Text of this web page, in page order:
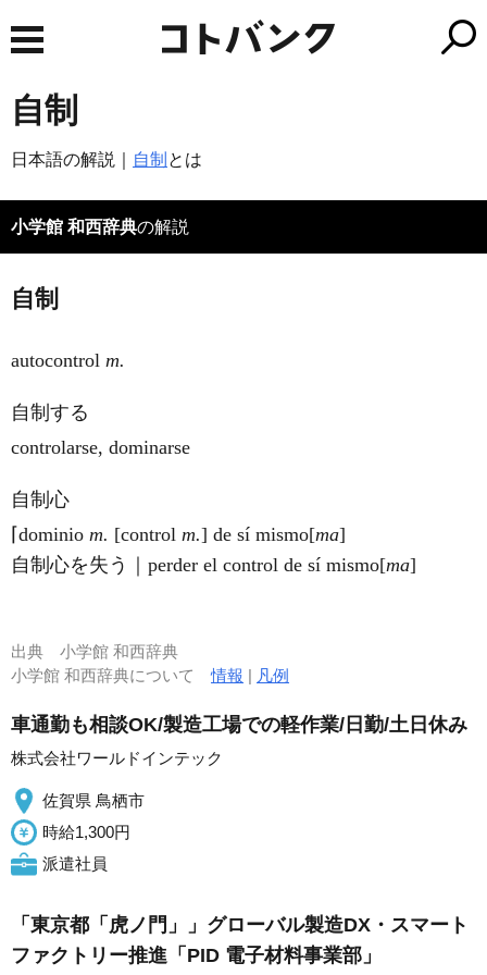
自制
日本語の解説｜ 自制 とは
小学館 和西辞典の解説
自制
autocontrol m.
自制する
controlarse, dominarse
自制心
⌈dominio m. [control m.] de sí mismo[ma]
自制心を失う｜perder el control de sí mismo[ma]
出典 小学館 和西辞典
小学館 和西辞典について情報 | 凡例
車通勤も相談OK/製造工場での軽作業/日勤/土日休み
株式会社ワールドインテック
佐賀県 鳥栖市
時給1,300円
派遣社員
「東京都「虎ノ門」」グローバル製造DX・スマート
ファクトリー推進「PID 電子材料事業部」